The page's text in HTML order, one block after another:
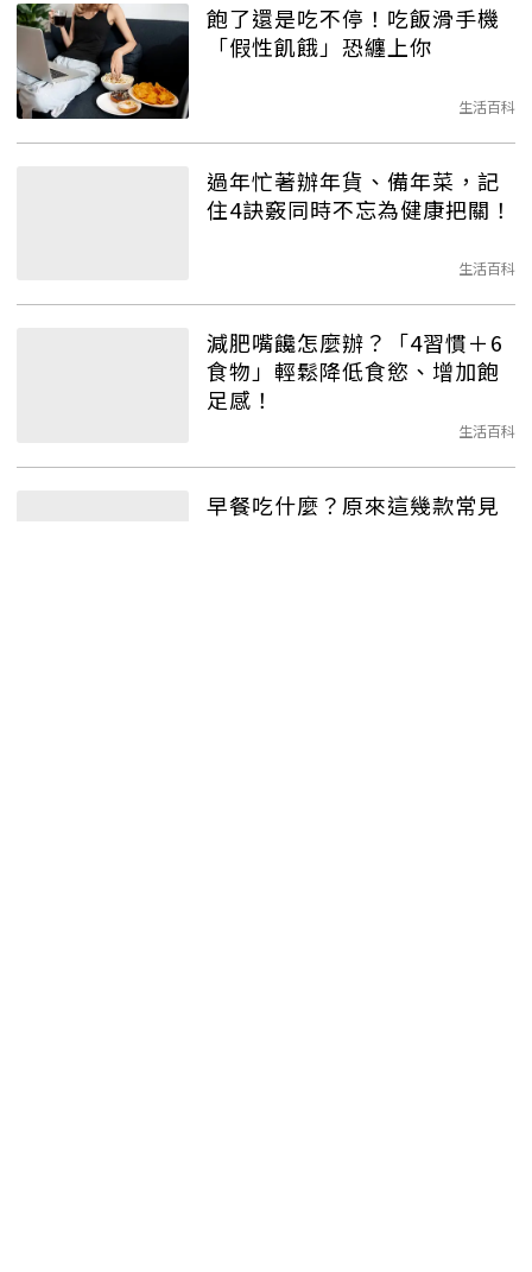
飽了還是吃不停！吃飯滑手機
「假性飢餓」恐纏上你
生活百科
過年忙著辦年貨、備年菜，記
住4訣竅同時不忘為健康把關！
生活百科
減肥嘴饞怎麼辦？「4習慣＋6
食物」輕鬆降低食慾、增加飽
足感！
生活百科
早餐吃什麼？原來這幾款常見